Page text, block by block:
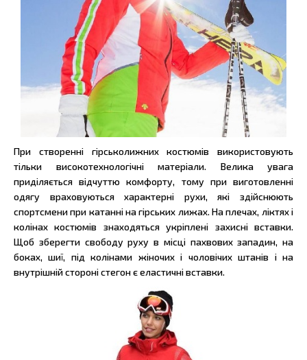
При створенні гірськолижних костюмів використовують
тільки високотехнологічні матеріали. Велика увага
приділяється відчуттю комфорту, тому при виготовленні
одягу враховуються характерні рухи, які здійснюють
спортсмени при катанні на гірських лижах. На плечах, ліктях і
колінах костюмів знаходяться укріплені захисні вставки.
Щоб зберегти свободу руху в місці пахвових западин, на
боках, шиї, під колінами жіночих і чоловічих штанів і на
внутрішній стороні стегон є еластичні вставки.